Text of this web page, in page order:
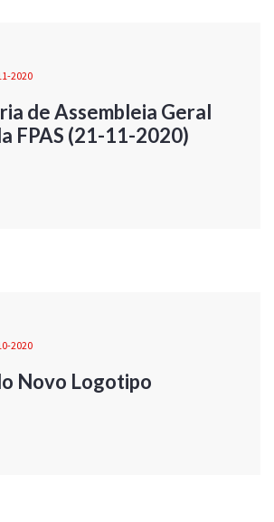
2020
de Assembleia Geral
FPAS (21-11-2020)
2020
Novo Logotipo